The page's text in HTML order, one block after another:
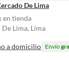
De Lima
en tienda
Lima, Lima
a domicilio Envío